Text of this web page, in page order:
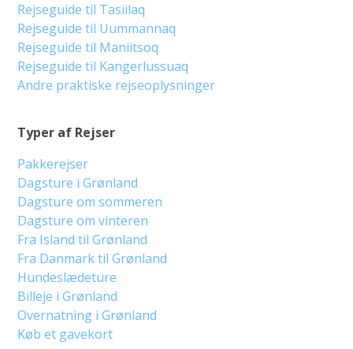
Typer af Rejser
Pakkerejser
Dagsture i Grønland
Dagsture om sommeren
Dagsture om vinteren
Fra Island til Grønland
Fra Danmark til Grønland
Hundeslædeture
Billeje i Grønland
Overnatning i Grønland
Køb et gavekort
Rejseguide til Tasiilaq
Rejseguide til Uummannaq
Rejseguide til Maniitsoq
Rejseguide til Kangerlussuaq
Andre praktiske rejseoplysninger